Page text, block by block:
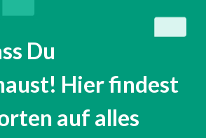
Du
Hier findest
auf alles